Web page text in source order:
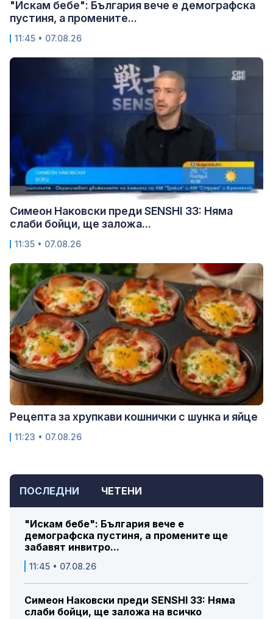
ПОСЛЕДНИ ЧЕТЕНИ
"Искам бебе": България вече е
демографска пустиня, а промените ще
забавят инвитро...
11:45 • 07.08.26
Симеон Наковски преди SENSHI 33: Няма
слаби бойци, ще заложа на всичко
"Искам бебе": България вече е демографска
пустиня, а промените...
11:45 • 07.08.26
Симеон Наковски преди SENSHI 33: Няма
слаби бойци, ще заложа...
11:35 • 07.08.26
Рецепта за хрупкави кошнички с шунка и яйце
11:23 • 07.08.26